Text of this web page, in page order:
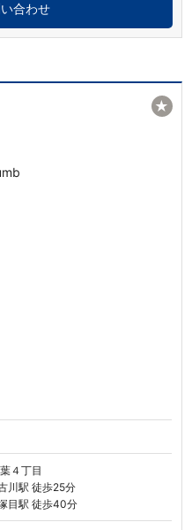
合わせ
４丁目
川駅 徒歩25分
目駅 徒歩40分
★